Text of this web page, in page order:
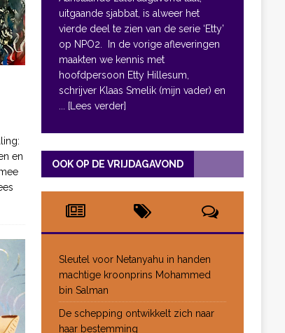
en
uitgaande sjabbat, is alweer het
vierde deel te zien van de serie ‘Etty’
op NPO2. In de vorige afleveringen
maakten we kennis met
hoofdpersoon Etty Hillesum,
schrijver Klaas Smelik (mijn vader) en
... [Lees verder]
OOK OP DE VRIJDAGAVOND
Sleutel voor Netanyahu in handen
machtige kroonprins Mohammed
bin Salman
De schepping ontwikkelt zich naar
haar bestemming